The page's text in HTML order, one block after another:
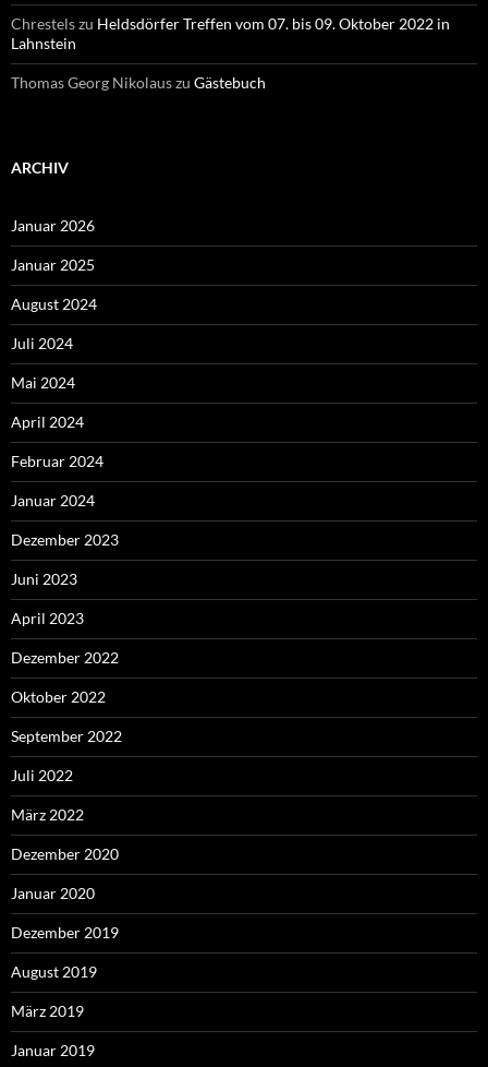
Chrestelszu Heldsdörfer Treffen vom 07. bis 09. Oktober 2022 in
Lahnstein
Thomas Georg Nikolauszu Gästebuch
ARCHIV
Januar 2026
Januar 2025
August 2024
Juli 2024
Mai 2024
April 2024
Februar 2024
Januar 2024
Dezember 2023
Juni 2023
April 2023
Dezember 2022
Oktober 2022
September 2022
Juli 2022
März 2022
Dezember 2020
Januar 2020
Dezember 2019
August 2019
März 2019
Januar 2019